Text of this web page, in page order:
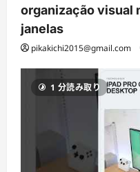
organização visual
janelas
pikakichi2015@gmail.com
1 分読み取り